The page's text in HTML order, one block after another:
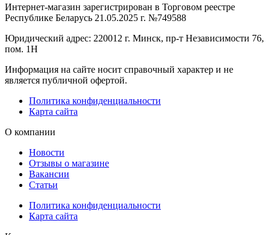
Интернет-магазин зарегистрирован в Торговом реестре
Республике Беларусь 21.05.2025 г. №749588
Юридический адрес: 220012 г. Минск, пр-т Независимости 76,
пом. 1Н
Информация на сайте носит справочный характер и не
является публичной офертой.
Политика конфиденциальности
Карта сайта
О компании
Новости
Отзывы о магазине
Вакансии
Статьи
Политика конфиденциальности
Карта сайта